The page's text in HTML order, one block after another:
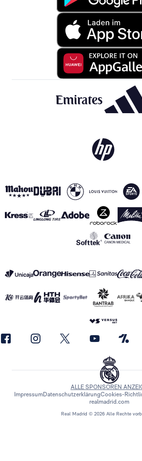
Real Madrid © 2026 Alle Rechte
ALLE SPONSOREN
ImpressumDatenschutzerklärungCookies-
realmadrid.com